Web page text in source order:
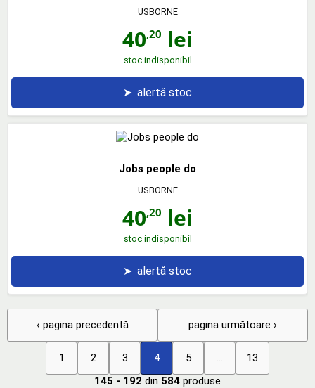
USBORNE
40,20 lei
stoc indisponibil
➤ alertă stoc
Jobs people do
USBORNE
40,20 lei
stoc indisponibil
➤ alertă stoc
‹ pagina precedentă
1 2 3 4 5 13
pagina următoare ›
145 - 192 din 584 produse